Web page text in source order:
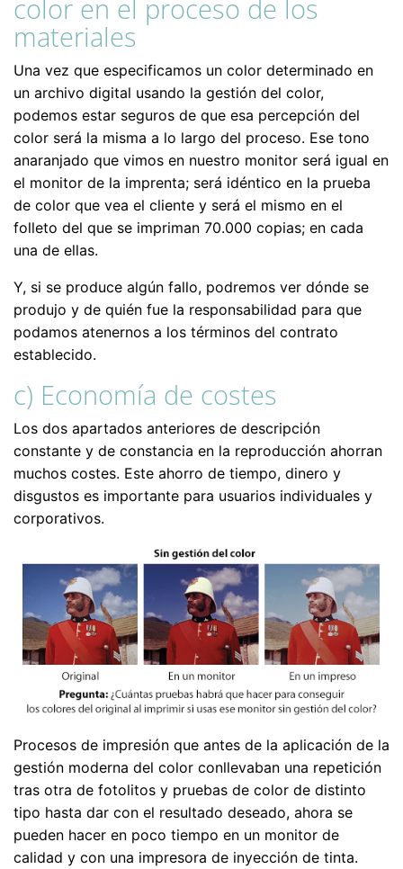
color en el proceso de los
materiales
Una vez que especificamos un color determinado en
un archivo digital usando la gestión del color,
podemos estar seguros de que esa percepción del
color será la misma a lo largo del proceso. Ese tono
anaranjado que vimos en nuestro monitor será igual en
el monitor de la imprenta; será idéntico en la prueba
de color que vea el cliente y será el mismo en el
folleto del que se impriman 70.000 copias; en cada
una de ellas.
Y, si se produce algún fallo, podremos ver dónde se
produjo y de quién fue la responsabilidad para que
podamos atenernos a los términos del contrato
establecido.
c) Economía de costes
Los dos apartados anteriores de descripción
constante y de constancia en la reproducción ahorran
muchos costes. Este ahorro de tiempo, dinero y
disgustos es importante para usuarios individuales y
corporativos.
Procesos de impresión que antes de la aplicación de la
gestión moderna del color conllevaban una repetición
tras otra de fotolitos y pruebas de color de distinto
tipo hasta dar con el resultado deseado, ahora se
pueden hacer en poco tiempo en un monitor de
calidad y con una impresora de inyección de tinta.